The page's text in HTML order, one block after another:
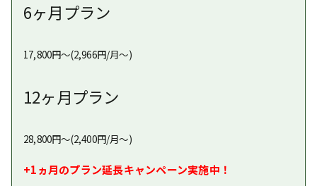
6ヶ月プラン
17,800円〜(2,966円/月〜)
12ヶ月プラン
28,800円〜(2,400円/月〜)
+1ヵ月のプラン延長キャンペーン実施中！